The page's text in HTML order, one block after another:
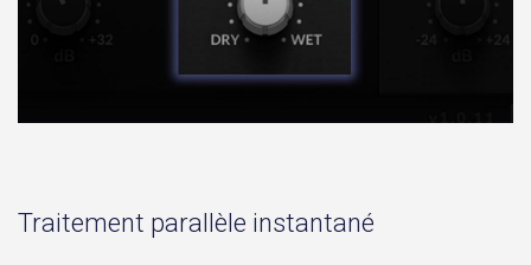
Traitement parallèle instantané